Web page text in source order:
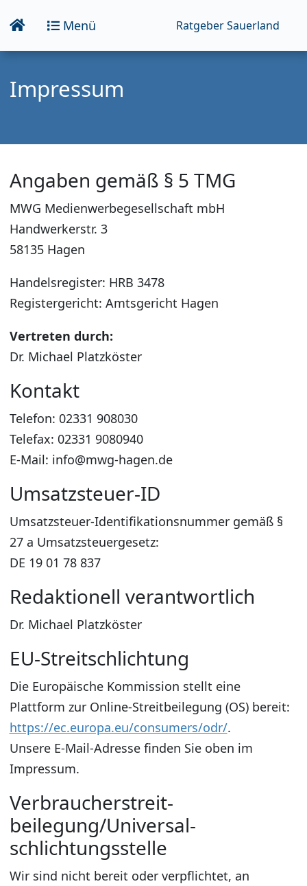
Menü Ratgeber Sauerland
Impressum
Angaben gemäß § 5 TMG
MWG Medienwerbegesellschaft mbH
Handwerkerstr. 3
58135 Hagen
Handelsregister: HRB 3478
Registergericht: Amtsgericht Hagen
Vertreten durch:
Dr. Michael Platzköster
Kontakt
Telefon: 02331 908030
Telefax: 02331 9080940
E-Mail: info@mwg-hagen.de
Umsatzsteuer-ID
Umsatzsteuer-Identifikationsnummer gemäß §
27 a Umsatzsteuergesetz:
DE 19 01 78 837
Redaktionell verantwortlich
Dr. Michael Platzköster
EU-Streitschlichtung
Die Europäische Kommission stellt eine
Plattform zur Online-Streitbeilegung (OS) bereit:
https://ec.europa.eu/consumers/odr/.
Unsere E-Mail-Adresse finden Sie oben im
Impressum.
Verbraucher­streit­
beilegung/Universal­
schlichtungs­stelle
Wir sind nicht bereit oder verpflichtet, an